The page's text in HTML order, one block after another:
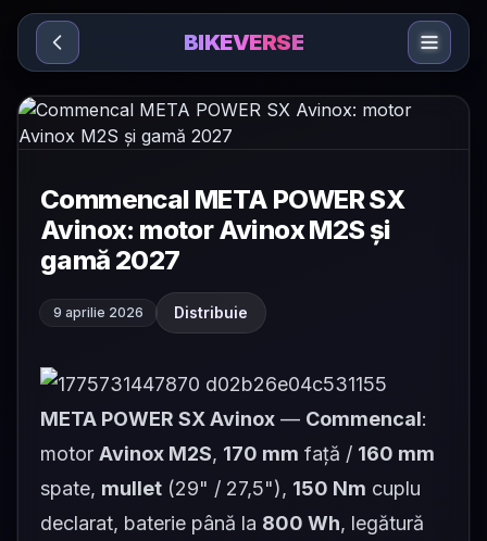
Sari la conținut
BIKEVERSE
Commencal META POWER SX
Avinox: motor Avinox M2S și
gamă 2027
9 aprilie 2026 Distribuie
META POWER SX Avinox — Commencal:
motor Avinox M2S, 170 mm față / 160 mm
spate, mullet (29" / 27,5"), 150 Nm cuplu
declarat, baterie până la 800 Wh, legătură